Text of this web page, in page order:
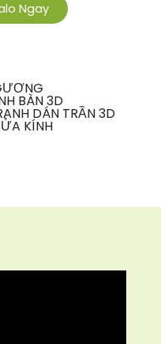
Ngay
BÀN 3D
DÁN TRẦN 3D
KÍNH